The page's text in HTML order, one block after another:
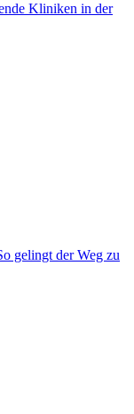
Kliniken in der
gelingt der Weg zu